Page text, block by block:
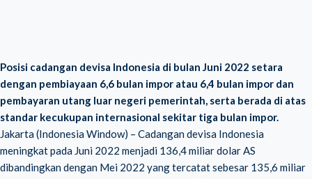
Posisi cadangan devisa Indonesia di bulan Juni 2022 setara
dengan pembiayaan 6,6 bulan impor atau 6,4 bulan impor dan
pembayaran utang luar negeri pemerintah, serta berada di atas
standar kecukupan internasional sekitar tiga bulan impor.
Jakarta (Indonesia Window) – Cadangan devisa Indonesia
meningkat pada Juni 2022 menjadi 136,4 miliar dolar AS
dibandingkan dengan Mei 2022 yang tercatat sebesar 135,6 miliar